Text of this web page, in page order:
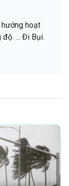
hoạt
... Đi Bụi.